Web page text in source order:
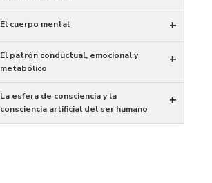
El cuerpo mental +
El patrón conductual, emocional y
metabólico
+
La esfera de consciencia y la
consciencia artificial del ser humano
+